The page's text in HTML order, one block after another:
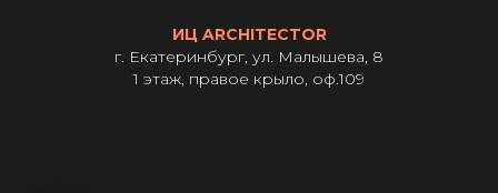
ИЦ ARCHITECTOR
г. Екатеринбург, ул. Малышева, 8
1 этаж, правое крыло, оф.109